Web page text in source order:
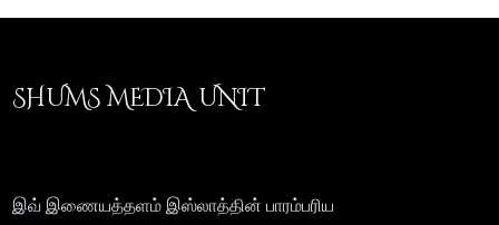
SHUMS MEDIA UNIT
இவ் இணையத்தளம் இஸ்லாத்தின் பாரம்பரிய